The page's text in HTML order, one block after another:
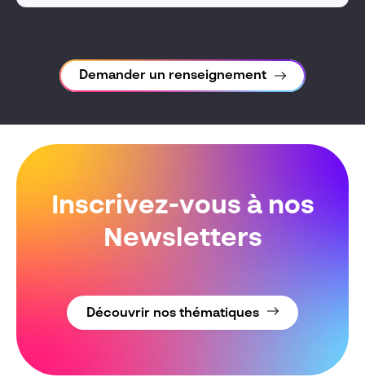
Demander un renseignement
Inscrivez-vous à nos
Newsletters
Découvrir nos thématiques